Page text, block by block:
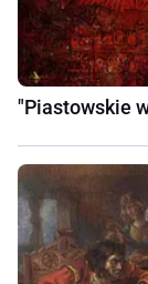
"Piastowskie